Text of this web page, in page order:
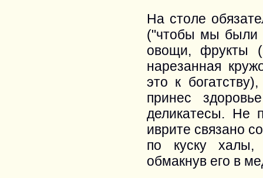
На столе
("чтобы мы были
овощи, фрукты
нарезанная
это к
принес
деликатесы. Не
иврите связано
по куску халы,
обмакнув его в